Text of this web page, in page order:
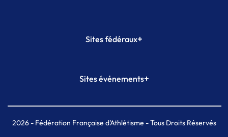
Sites fédéraux+
Plateforme Formation
Sites événements+
Meeting de Paris indoor
MAIF Ekiden de Paris
2026- Fédération Française d'Athlétisme - Tous Droits Réservés